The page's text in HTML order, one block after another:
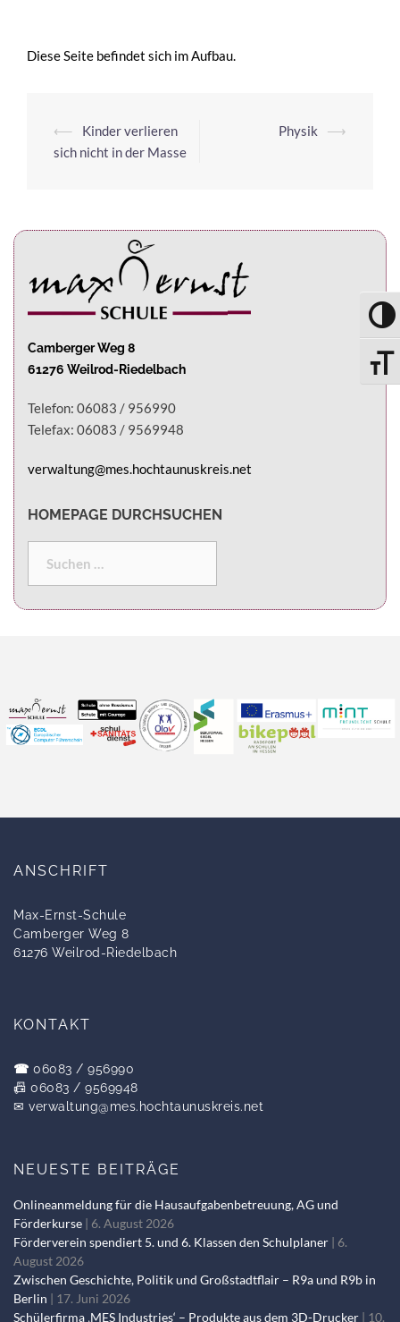
Diese Seite befindet sich im Aufbau.
⟵
Kinder verlieren
sich nicht in der Masse
Physik ⟶
Camberger Weg 8
61276 Weilrod-Riedelbach
Telefon: 06083 / 956990
Telefax: 06083 / 9569948
verwaltung@mes.hochtaunuskreis.net
HOMEPAGE DURCHSUCHEN
ANSCHRIFT
Max-Ernst-Schule
Camberger Weg 8
61276 Weilrod-Riedelbach
KONTAKT
☎ 06083 / 956990
📠 06083 / 9569948
✉ verwaltung@mes.hochtaunuskreis.net
NEUESTE BEITRÄGE
Onlineanmeldung für die Hausaufgabenbetreuung, AG und
Förderkurse
6. August 2026
Förderverein spendiert 5. und 6. Klassen den Schulplaner
6.
August 2026
Zwischen Geschichte, Politik und Großstadtflair – R9a und R9b in
Berlin
17. Juni 2026
Schülerfirma ‚MES Industries‘ – Produkte aus dem 3D-Drucker
10.